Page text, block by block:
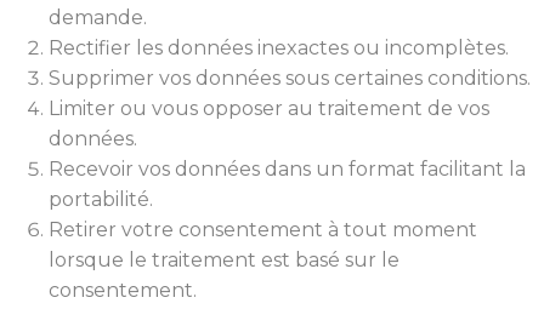
demande.
Rectifier les données inexactes ou incomplètes.
Supprimer vos données sous certaines conditions.
Limiter ou vous opposer au traitement de vos
données.
Recevoir vos données dans un format facilitant la
portabilité.
Retirer votre consentement à tout moment
lorsque le traitement est basé sur le
consentement.